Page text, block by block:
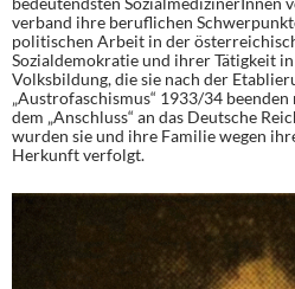
verband ihre beruflichen
politischen Arbeit in der
Sozialdemokratie und ihrer Tätigkeit
Volksbildung, die sie nach der
„Austrofaschismus“ 1933/34 beenden
dem „Anschluss“ an das Deutsche
wurden sie und ihre Familie wegen
Herkunft verfolgt.